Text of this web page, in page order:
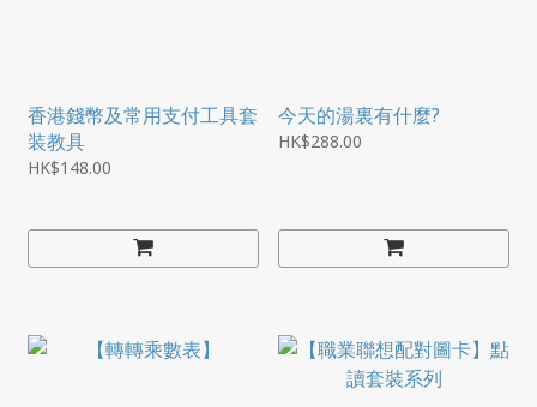
香港錢幣及常用支付工具套
装教具
HK$148.00
今天的湯裏有什麼?
HK$288.00